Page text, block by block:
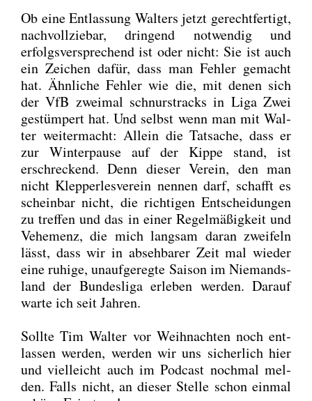
Ob eine Ent­las­sung Wal­ters jetzt gerecht­fer­tigt,
nach­voll­zie­bar, drin­gend not­wen­dig und
erfolgs­ver­spre­chend ist oder nicht: Sie ist auch
ein Zei­chen dafür, dass man Feh­ler gemacht
hat. Ähn­li­che Feh­ler wie die, mit denen sich
der VfB zwei­mal schnur­stracks in Liga Zwei
gestüm­pert hat. Und selbst wenn man mit Wal­
ter wei­ter­macht: Allein die Tat­sa­che, dass er
zur Win­ter­pau­se auf der Kip­pe stand, ist
erschre­ckend. Denn die­ser Ver­ein, den man
nicht Klep­per­les­ver­ein nen­nen darf, schafft es
schein­bar nicht, die rich­ti­gen Ent­schei­dun­gen
zu tref­fen und das in einer Regel­mä­ßig­keit und
Vehe­menz, die mich lang­sam dar­an zwei­feln
lässt, dass wir in abseh­ba­rer Zeit mal wie­der
eine ruhi­ge, unauf­ge­reg­te Sai­son im Nie­mands­
land der Bun­des­li­ga erle­ben wer­den. Dar­auf
war­te ich seit Jah­ren.
Soll­te Tim Wal­ter vor Weih­nach­ten noch ent­
las­sen wer­den, wer­den wir uns sicher­lich hier
und viel­leicht auch im Pod­cast noch­mal mel­
den. Falls nicht, an die­ser Stel­le schon ein­mal